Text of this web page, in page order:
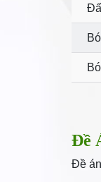
Đề
Đề